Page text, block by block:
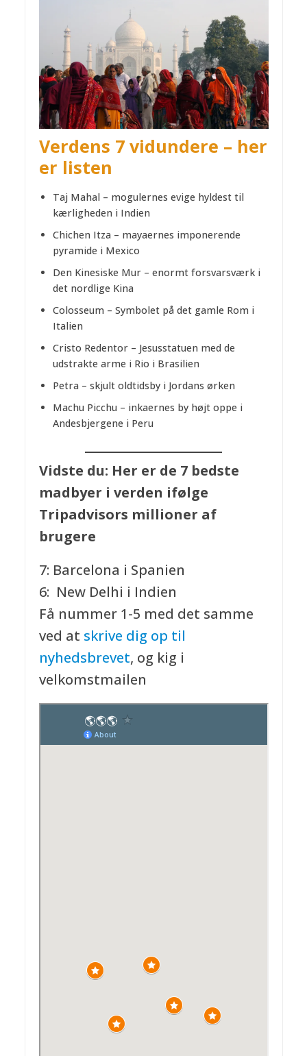
Verdens 7 vidundere – her
er listen
Taj Mahal – mogulernes evige hyldest til
kærligheden i Indien
Chichen Itza – mayaernes imponerende
pyramide i Mexico
Den Kinesiske Mur – enormt forsvarsværk i
det nordlige Kina
Colosseum – Symbolet på det gamle Rom i
Italien
Cristo Redentor – Jesusstatuen med de
udstrakte arme i Rio i Brasilien
Petra – skjult oldtidsby i Jordans ørken
Machu Picchu – inkaernes by højt oppe i
Andesbjergene i Peru
Vidste du: Her er de 7 bedste
madbyer i verden ifølge
Tripadvisors millioner af
brugere
7: Barcelona i Spanien
6: New Delhi i Indien
Få nummer 1-5 med det samme
ved at skrive dig op til
nyhedsbrevet, og kig i
velkomstmailen